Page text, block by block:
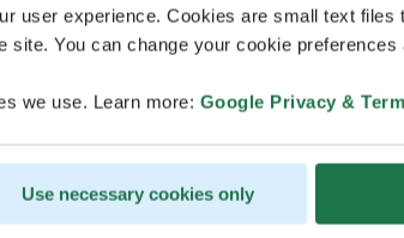
user experience. Cookies are small text files
You can change your cookie preferences
we use. Learn more: Google Privacy &
Use necessary cookies only